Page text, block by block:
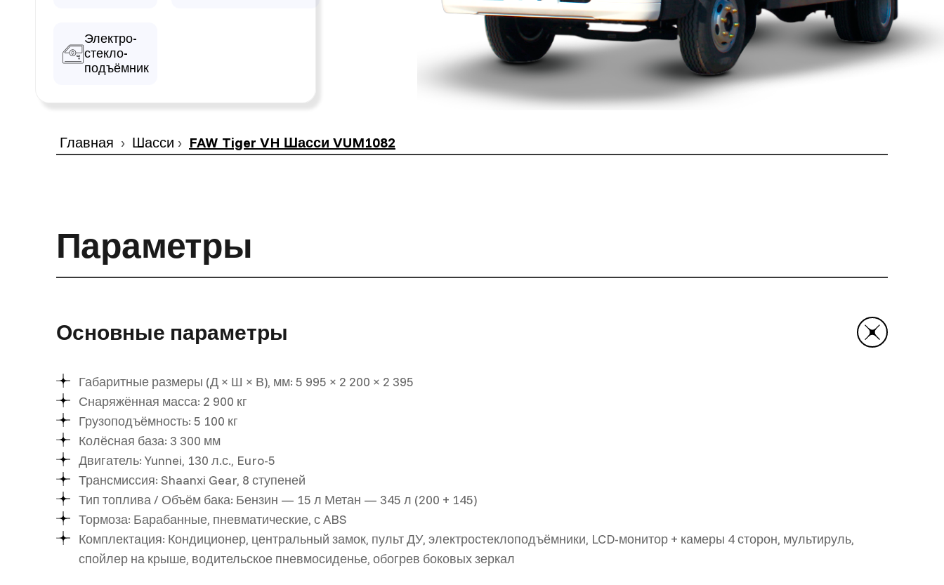
Электро-
стекло-
подъёмник
Главная Шасси FAW Tiger VH Шасси VUM1082
Параметры
Основные параметры
Габаритные размеры (Д × Ш × В), мм: 5 995 × 2 200 × 2 395
Снаряжённая масса: 2 900 кг
Грузоподъёмность: 5 100 кг
Колёсная база: 3 300 мм
Двигатель: Yunnei, 130 л.с., Euro-5
Трансмиссия: Shaanxi Gear, 8 ступеней
Тип топлива / Объём бака: Бензин — 15 л Метан — 345 л (200 + 145)
Тормоза: Барабанные, пневматические, с ABS
Комплектация: Кондиционер, центральный замок, пульт ДУ, электростеклоподъёмники, LCD-монитор + камеры 4 сторон, мультируль,
спойлер на крыше, водительское пневмосиденье, обогрев боковых зеркал